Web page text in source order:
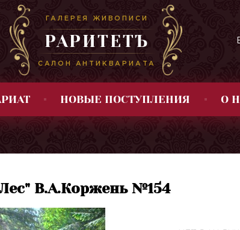
ГАЛЕРЕЯ ЖИВОПИСИ
РАРИТЕТЪ
САЛОН АНТИКВАРИАТА
НОВЫЕ ПОСТУПЛЕНИЯ О
В.А.Коржень №154